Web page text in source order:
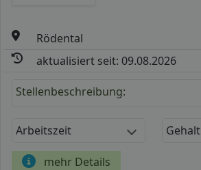
Rödental
aktualisiert seit: 09.08.2026
Stellenbeschreibung:
Arbeitszeit Gehalt
mehr Details